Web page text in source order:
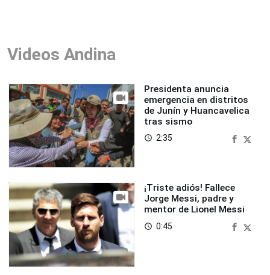
Videos Andina
Presidenta anuncia
emergencia en distritos
de Junín y Huancavelica
tras sismo
access_time 2:35
¡Triste adiós! Fallece
Jorge Messi, padre y
mentor de Lionel Messi
access_time 0:45